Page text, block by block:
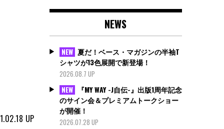
UP
NEWS
NEW 夏だ！ベース・マガジンの半袖T
シャツが13色展開で新登場！
2026.08.7 UP
NEW
『MY WAY -J自伝-』出版1周年記念
のサイン会＆プレミアムトークショー
が開催！
2026.07.28 UP